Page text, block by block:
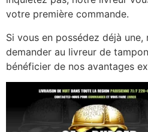
votre première commande.
Si vous en possédez déjà
demander au livreur de
bénéficier de nos avantages